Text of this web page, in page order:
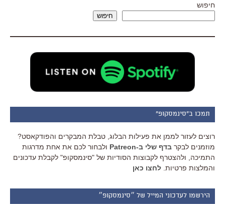
חיפוש
חיפוש
תמכו ב"סינמסקופ"
רוצים לעזור לממן את פעילות הבלוג, טבלת המבקרים והפודקאסט?
מוזמנים לבקר בדף שלי ב-Patreon
ולבחור לכם את אחת מדרגות
התמיכה, ולהצטרף לקבוצות הסודיות של "סינמסקופ" לקבלת עדכונים
והמלצות פרטיות. לחצו כאן
הירשמו לעדכוני המייל של ״סינמסקופ״